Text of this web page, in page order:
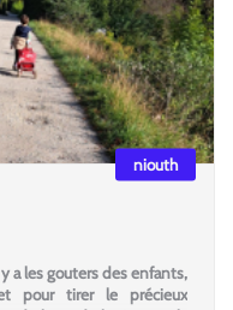
a les gouters des enfants,
pour tirer le précieux
niouth